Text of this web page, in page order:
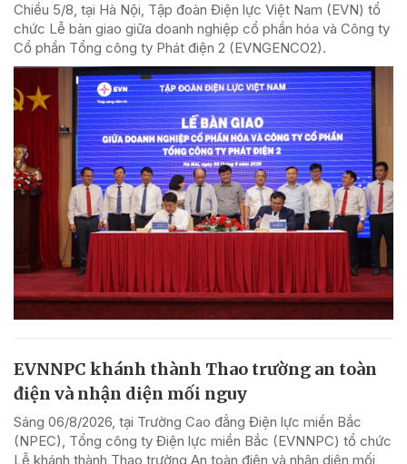
Chiều 5/8, tại Hà Nội, Tập đoàn Điện lực Việt Nam (EVN) tổ
chức Lễ bàn giao giữa doanh nghiệp cổ phần hóa và Công ty
Cổ phần Tổng công ty Phát điện 2 (EVNGENCO2).
EVNNPC khánh thành Thao trường an toàn
điện và nhận diện mối nguy
Sáng 06/8/2026, tại Trường Cao đẳng Điện lực miền Bắc
(NPEC), Tổng công ty Điện lực miền Bắc (EVNNPC) tổ chức
Lễ khánh thành Thao trường An toàn điện và nhận diện mối